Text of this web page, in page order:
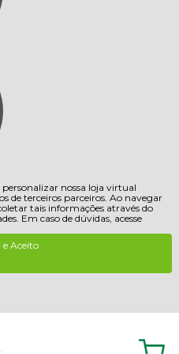
nossa loja virtual
de terceiros parceiros. Ao navegar
tais informações através do
Em caso de dúvidas, acesse
e Aceito